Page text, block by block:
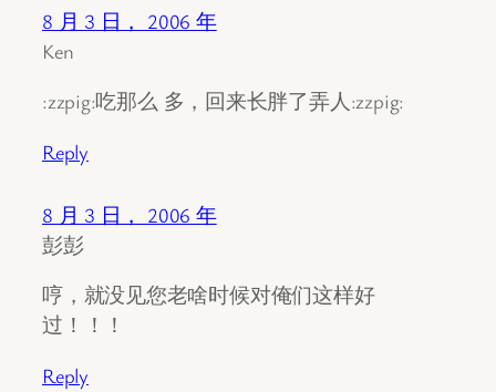
8 月 3 日， 2006 年
Ken
:zzpig:吃那么 多，回来长胖了弄人:zzpig:
Reply
8 月 3 日， 2006 年
彭彭
哼，就没见您老啥时候对俺们这样好
过！！！
Reply